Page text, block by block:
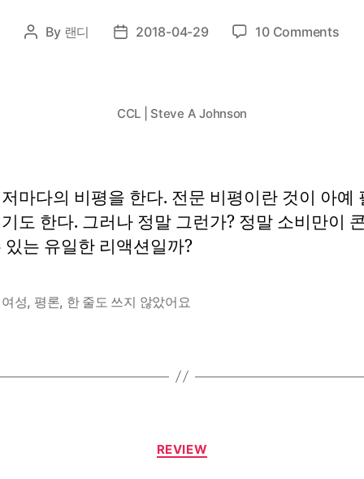
Post
By 랜디
Post2018-04-29 10 Commentson
지
만
CCL | Steve A Johnson
마다의 비평을 한다. 전문 비평이란 것이 아예
도 한다. 그러나 정말 그런가? 정말 소비만이
있는 유일한 리액션일까?
여성, 평론, 한 줄도 쓰지 않았어요
Categories
REVIEW